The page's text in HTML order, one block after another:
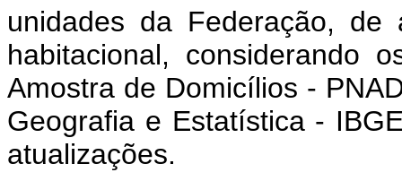
unidades da Federação,
habitacional, considerando
Amostra de Domicílios -
Geografia e Estatística -
atualizações.